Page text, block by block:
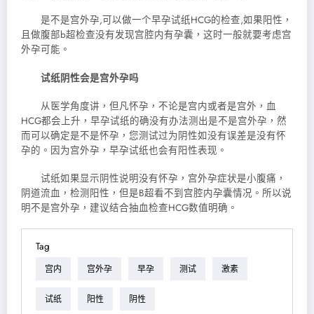
是不是宫外孕,可以做一个早孕试纸HCG的检查,如果阳性，
且做腹部b超检查没有发现宫腔内有孕囊，这时一般就要考虑宫
外孕可能。
试纸阴性会是宫外孕吗
从医学角度讲，但凡怀孕，不论是宫内或者是宫外，血
HCG都会上升，早孕试纸的确没有办法测出是不是宫外孕，然
而可以确定是不是怀孕，您测试过为阴性如没有误差是没有怀
孕的。因为宫外孕，早孕试纸也会有阳性表现。
试纸如果显示阴性说明没有怀孕，宫外孕症状是小腹痛，
阴道流血，检测阳性，但是B超看不到宫腔内孕囊情况。所以说
明不是宫外孕，建议结合抽血检查HCG数值明确。
Tag
宫内 宫外孕 早孕 测试 激素
试纸 阳性 阴性